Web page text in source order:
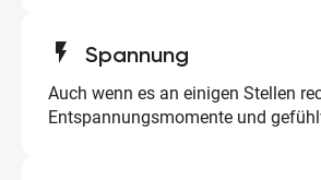
flash_on Spannung
Auch wenn es an einigen Stellen
Entspannungsmomente und